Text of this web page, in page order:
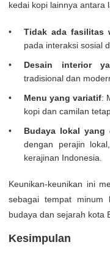
kedai kopi lainnya antara
Tidak ada fasilitas
pada interaksi sosial
Desain interior
tradisional dan
Menu yang variatif:
kopi dan camilan
Budaya lokal yang
dengan perajin
kerajinan Indonesia.
Keunikan-keunikan ini
sebagai tempat minum
budaya dan sejarah kota
Kesimpulan